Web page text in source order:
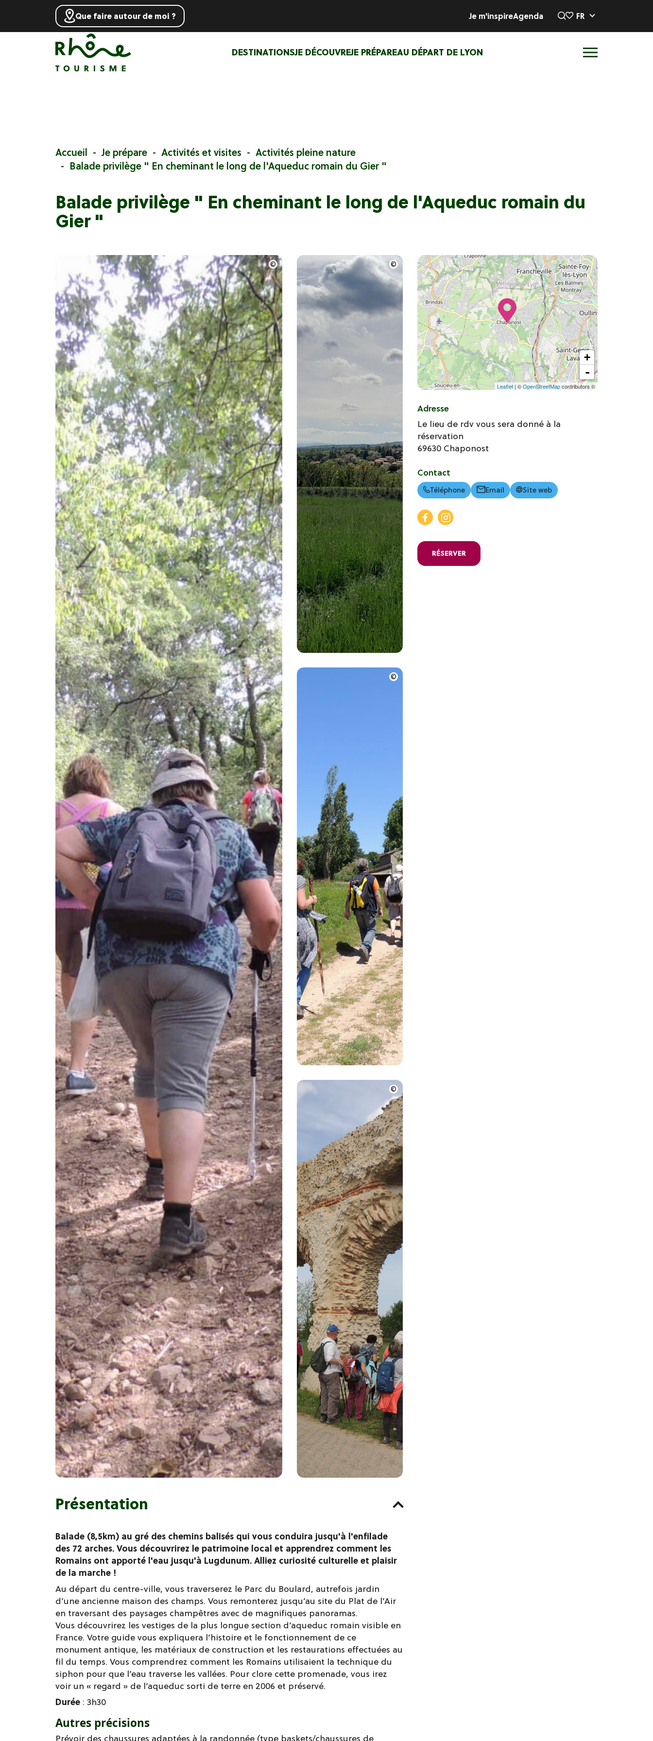
DESTINATIONSJE DÉCOUVREJE PRÉPAREAU DÉPART DE LYON
Que faire autour de moi ? Je m'inspireAgenda FR
Accueil Je prépare Activités et visites
Activités pleine nature
Balade privilège " En cheminant le long de l'Aqueduc romain du Gier "
Balade privilège " En cheminant le long de l'Aqueduc romain du
Gier "
Présentation
Balade (8,5km) au gré des chemins balisés qui vous conduira jusqu'à l'enfilade
des 72 arches. Vous découvrirez le patrimoine local et apprendrez comment les
Romains ont apporté l'eau jusqu'à Lugdunum. Alliez curiosité culturelle et plaisir
de la marche !
Au départ du centre-ville, vous traverserez le Parc du Boulard, autrefois jardin
d’une ancienne maison des champs. Vous remonterez jusqu’au site du Plat de l’Air
en traversant des paysages champêtres avec de magnifiques panoramas.
Vous découvrirez les vestiges de la plus longue section d’aqueduc romain visible en
France. Votre guide vous expliquera l’histoire et le fonctionnement de ce
monument antique, les matériaux de construction et les restaurations effectuées au
fil du temps. Vous comprendrez comment les Romains utilisaient la technique du
siphon pour que l’eau traverse les vallées. Pour clore cette promenade, vous irez
voir un « regard » de l’aqueduc sorti de terre en 2006 et préservé.
Durée : 3h30
Autres précisions
Prévoir des chaussures adaptées à la randonnée (type baskets/chaussures de
+
-
Leaflet | ©OpenStreetMapcontributors ©
Adresse
Le lieu de rdv vous sera donné à la
réservation
69630 Chaponost
Contact
Téléphone Email Site web
RÉSERVER